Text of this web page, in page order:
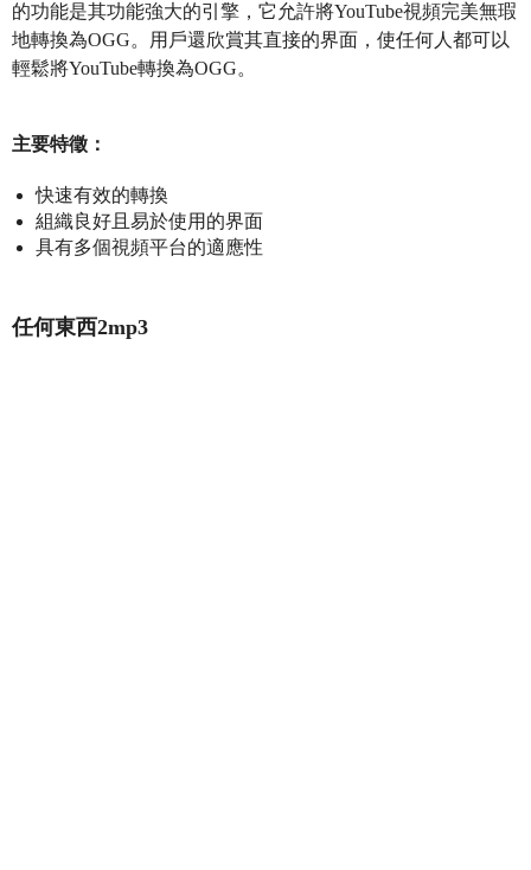
的功能是其功能強大的引擎，它允許將YouTube視頻完美無瑕
地轉換為OGG。用戶還欣賞其直接的界面，使任何人都可以
輕鬆將YouTube轉換為OGG。
主要特徵：
快速有效的轉換
組織良好且易於使用的界面
具有多個視頻平台的適應性
任何東西2mp3